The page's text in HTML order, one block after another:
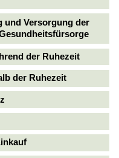
und Versorgung der
der Ruhezeit
der Ruhezeit